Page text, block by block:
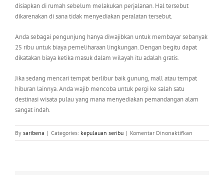
disiapkan di rumah sebelum melakukan perjalanan. Hal tersebut
dikarenakan di sana tidak menyediakan peralatan tersebut.
Anda sebagai pengunjung hanya diwajibkan untuk membayar sebanyak
25 ribu untuk biaya pemeliharaan lingkungan. Dengan begitu dapat
dikatakan biaya ketika masuk dalam wilayah itu adalah gratis.
Jika sedang mencari tempat berlibur baik gunung, mall atau tempat
hiburan lainnya. Anda wajib mencoba untuk pergi ke salah satu
destinasi wisata pulau yang mana menyediakan pemandangan alam
sangat indah.
By saribena | Categories: kepulauan seribu | Komentar Dinonaktifkan
Cek